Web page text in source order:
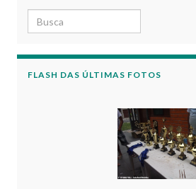
Search for:
FLASH DAS ÚLTIMAS FOTOS